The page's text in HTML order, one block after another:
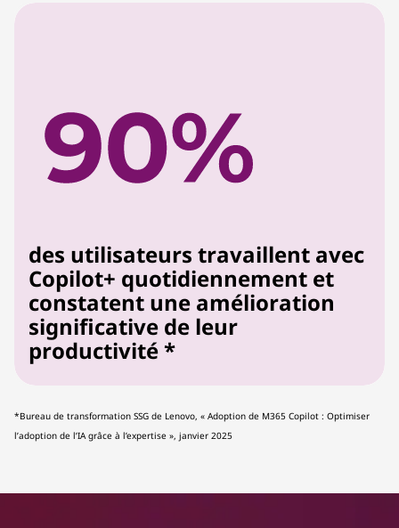
des utilisateurs travaillent avec
Copilot+ quotidiennement et
constatent une amélioration
significative de leur
productivité *
*Bureau de transformation SSG de Lenovo, « Adoption de M365 Copilot : Optimiser
l’adoption de l’IA grâce à l’expertise », janvier 2025